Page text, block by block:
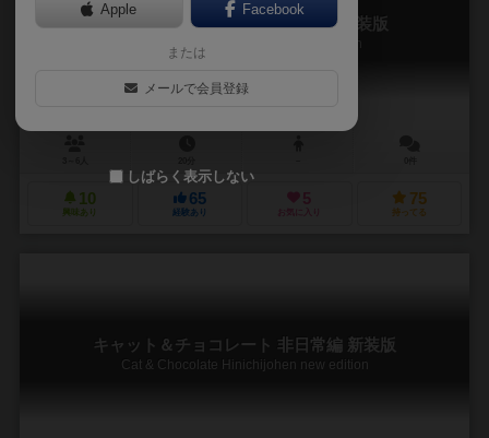
キャット＆チョコレート 日常編 新装版
Cat & Chocolate nichijohen new edition
10
興味あり
65
経験あり
5
お気に入り
75
持ってる
キャット＆チョコレート 非日常編 新装版
Cat & Chocolate Hinichijohen new edition
Apple Facebook
または
メールで会員登録
しばらく表示しない